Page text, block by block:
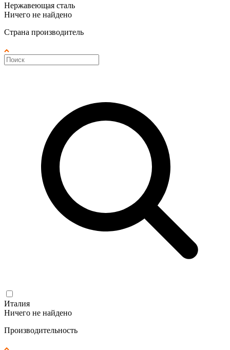
Нержавеющая сталь
Ничего не найдено
Страна производитель
Италия
Ничего не найдено
Производительность